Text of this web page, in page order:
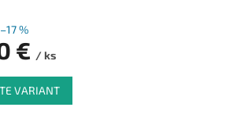
–17 %
€ / ks
VARIANT